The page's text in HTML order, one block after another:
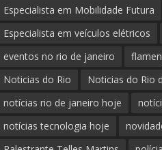
Especialista em Mobilidade Futura
Especialista em veículos elétricos
eventos no rio de janeiro
Noticias do Rio
Noticias do Rio
notícias rio de janeiro hoje
notícias tecnologia hoje